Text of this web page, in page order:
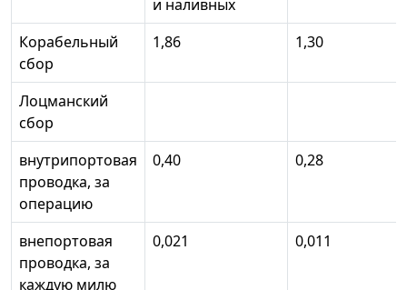
и наливных
Корабельный
сбор
1,86 1,30
Лоцманский
сбор
внутрипортовая
проводка, за
операцию
0,40 0,28
внепортовая
проводка, за
каждую милю
0,021 0,011